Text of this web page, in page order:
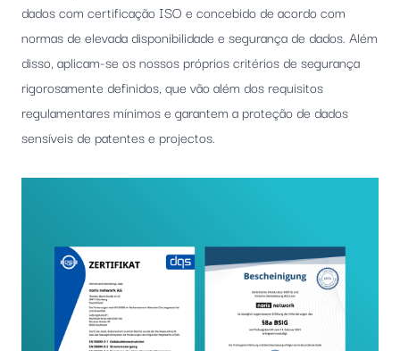
dados com certificação ISO e concebido de acordo com
normas de elevada disponibilidade e segurança de dados. Além
disso, aplicam-se os nossos próprios critérios de segurança
rigorosamente definidos, que vão além dos requisitos
regulamentares mínimos e garantem a proteção de dados
sensíveis de patentes e projectos.